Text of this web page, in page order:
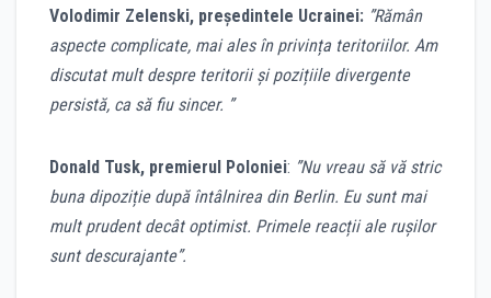
Volodimir Zelenski, președintele Ucrainei: ”Rămân
aspecte complicate, mai ales în privința teritoriilor. Am
discutat mult despre teritorii și pozițiile divergente
persistă, ca să fiu sincer. ”
Donald Tusk, premierul Poloniei: ”Nu vreau să vă stric
buna dipoziție după întâlnirea din Berlin. Eu sunt mai
mult prudent decât optimist. Primele reacții ale rușilor
sunt descurajante”.